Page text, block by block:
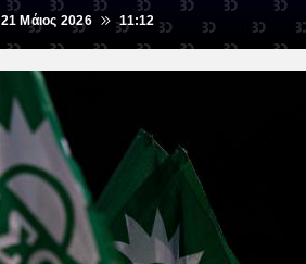
21 Μάιος 2026 11:12